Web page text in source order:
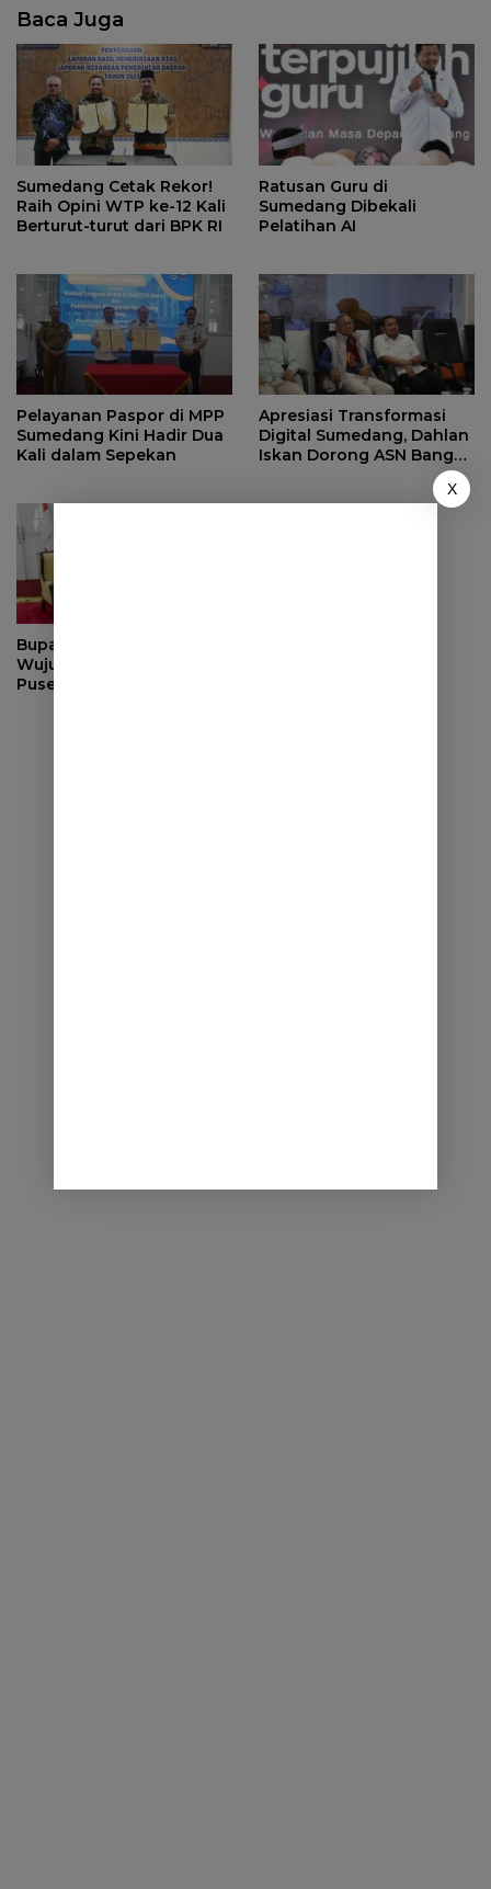
Baca Juga
Sumedang Cetak Rekor!
Raih Opini WTP ke-12 Kali
Berturut-turut dari BPK RI
Ratusan Guru di
Sumedang Dibekali
Pelatihan AI
Pelayanan Paspor di MPP
Sumedang Kini Hadir Dua
Kali dalam Sepekan
Apresiasi Transformasi
Digital Sumedang, Dahlan
Iskan Dorong ASN Bangun
Bupati Berkomitmen
Wujudkan Sumedang
Puseur Budaya Sunda
X